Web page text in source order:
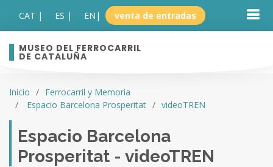
CAT | ES | EN | venta de entradas
MUSEO DEL FERROCARRIL
DE CATALUÑA
Inicio
Ferrocarril y Memoria
Espacio Barcelona Prosperitat
videoTREN
Espacio Barcelona
Prosperitat - videoTREN